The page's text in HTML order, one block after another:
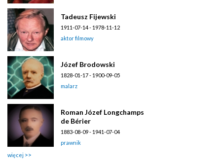
Tadeusz Fijewski
1911-07-14 - 1978-11-12
aktor filmowy
Józef Brodowski
1828-01-17 - 1900-09-05
malarz
Roman Józef Longchamps
de Bérier
1883-08-09 - 1941-07-04
prawnik
więcej